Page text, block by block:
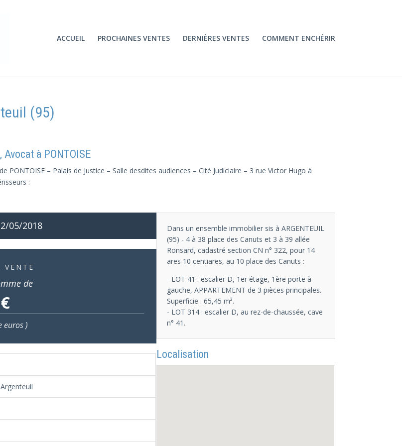
ACCUEIL PROCHAINES VENTES DERNIÈRES VENTES COMMENT ENCHÉRIR
(95)
Avocat à PONTOISE
PONTOISE – Palais de Justice – Salle desdites audiences – Cité Judiciaire – 3 rue Victor Hugo à
:
05/2018
VENTE
de
euros )
Dans un ensemble immobilier sis à ARGENTEUIL
(95) - 4 à 38 place des Canuts et 3 à 39 allée
Ronsard, cadastré section CN n° 322, pour 14
ares 10 centiares, au 10 place des Canuts :
- LOT 41 : escalier D, 1er étage, 1ère porte à
gauche, APPARTEMENT de 3 pièces principales.
Superficie : 65,45 m².
- LOT 314 : escalier D, au rez-de-chaussée, cave
n° 41.
Localisation